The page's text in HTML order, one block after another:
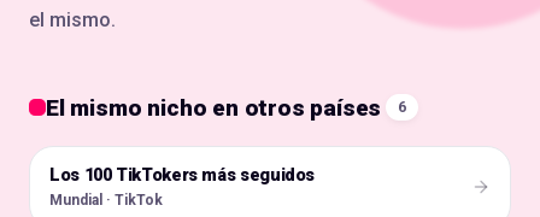
el mismo.
El mismo nicho en otros países 6
🌍
Los 100 TikTokers más seguidos
Mundial · TikTok